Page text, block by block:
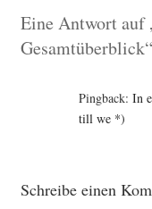
Eine Antwort auf
Gesamtüberblick“
Pingback: In
till we *)
Schreibe einen